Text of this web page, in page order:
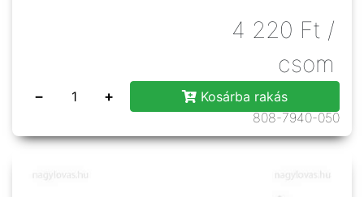
4 220 Ft /
csom
− +
Kosárba rakás
808-7940-050